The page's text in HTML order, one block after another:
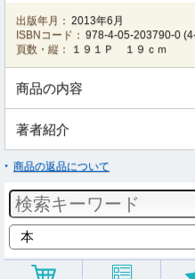
出版年月： 2013年6月
ISBNコード： 978-4-05-203790-0 (
頁数・縦：
１９１Ｐ １９ｃｍ
商品の内容
著者紹介
商品の返品について